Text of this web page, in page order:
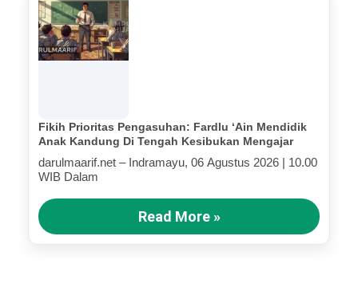
Fikih Prioritas Pengasuhan: Fardlu ‘Ain Mendidik
Anak Kandung Di Tengah Kesibukan Mengajar
darulmaarif.net – Indramayu, 06 Agustus 2026 | 10.00
WIB Dalam
Read More »